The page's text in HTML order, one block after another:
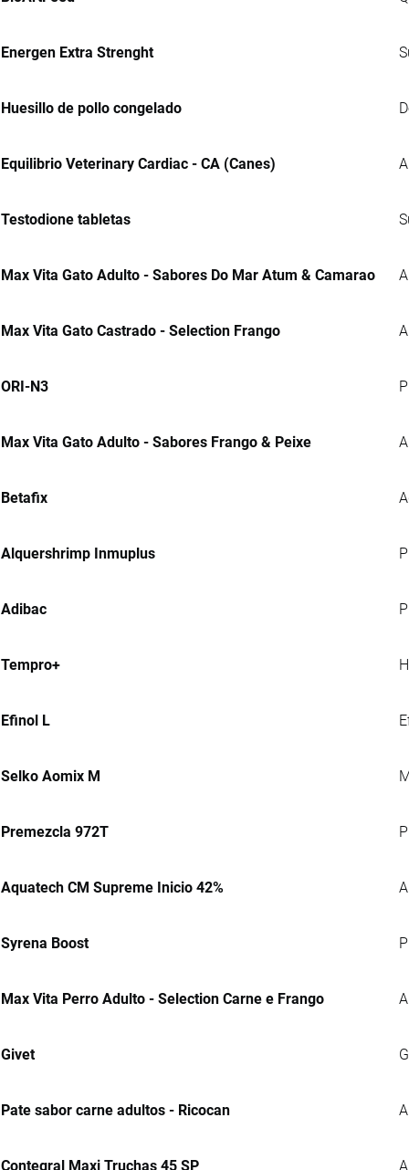
Energen Extra Strenght
Huesillo de pollo congelado
Equilibrio Veterinary Cardiac - CA (Canes)
Testodione tabletas
Max Vita Gato Adulto - Sabores Do Mar Atum & Camarao
Max Vita Gato Castrado - Selection Frango
ORI-N3
Max Vita Gato Adulto - Sabores Frango & Peixe
Betafix
Alquershrimp Inmuplus
Adibac
Tempro+
Efinol L
Selko Aomix M
Premezcla 972T
Aquatech CM Supreme Inicio 42%
Syrena Boost
Max Vita Perro Adulto - Selection Carne e Frango
Givet
Pate sabor carne adultos - Ricocan
Contegral Maxi Truchas 45 SP